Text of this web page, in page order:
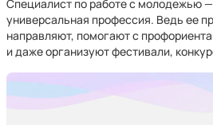
Специалист по работе с молодежью
универсальная профессия. Ведь ее
направляют, помогают с
и даже организуют фестивали,